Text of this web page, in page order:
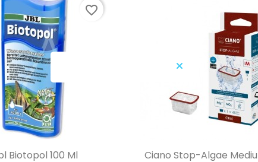
Aperçu rapide
Biotopol 100 Ml
favorite_border
Aperçu rapide
Ciano Stop-Algae